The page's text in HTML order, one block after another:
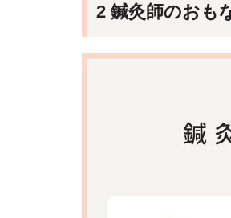
2 鍼灸師のおも